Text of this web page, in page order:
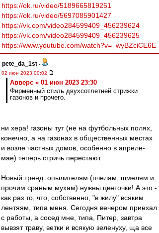
https://ok.ru/video/5189665819251
https://ok.ru/video/5697085901427
https://vk.com/video284599409_456239624
https://vk.com/video284599409_456239625
https://www.youtube.com/watch?v=_wyBZciCE6E
pete_da_1st -
02 июн 2023 00:02
Авверс » 01 июн 2023 23:30
Фирменный стиль двухсотлетней стрижки
газонов и прочего.
ни хера! газоны тут (не на футбольных полях,
конечно, а на газонах в общественных местах
и возле частных домов, особенно в апреле-
мае) теперь стричь перестают.
Новый тренд: опылителям (пчелам, шмелям и
прочим сраным мухам) нужны цветочки! А это -
как раз то, что, собственно, "в жилу" всяким
лентяям, типа меня. Сегодня вечером приехал
с работы, а сосед мне, типа, Питер, завтра
вывзят траву, ветки и всякую зеленуху, ща все